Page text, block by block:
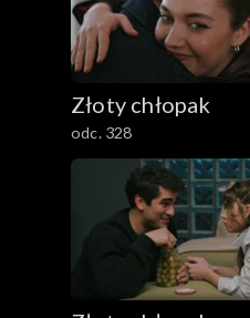
Złoty chłopak
odc. 328